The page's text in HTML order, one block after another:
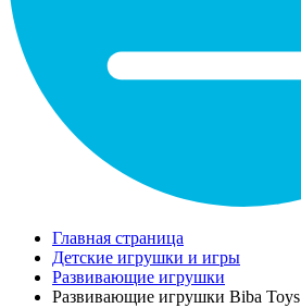
Главная страница
Детские игрушки и игры
Развивающие игрушки
Развивающие игрушки Biba Toys